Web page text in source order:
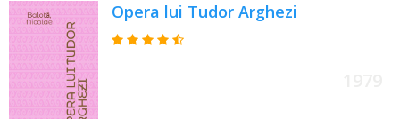
Opera lui Tudor Arghezi